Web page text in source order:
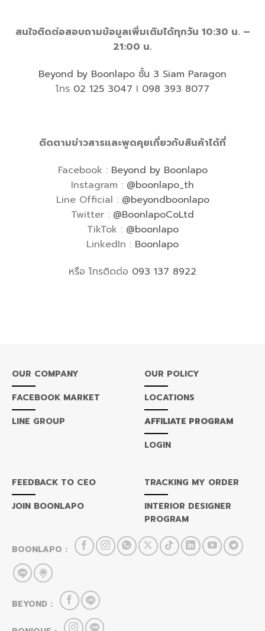
สนใจติดต่อสอบถามข้อมูลเพิ่มเติมได้ทุกวัน 10:30 น. –
21:00 น.
Beyond by Boonlapo ชั้น 3 Siam Paragon
โทร 02 125 3047 I 098 393 8077
ติดตามข่าวสารและพูดคุยเกี่ยวกับสินค้าได้ที่
Facebook : Beyond by Boonlapo
Instagram : @boonlapo_th
Line Official : @beyondboonlapo
Twitter : @BoonlapoCoLtd
TikTok : @boonlapo
LinkedIn : Boonlapo
หรือ โทรติดต่อ 093 137 8922
OUR COMPANY
FACEBOOK MARKET
LINE GROUP
OUR POLICY
LOCATIONS
AFFILIATE PROGRAM
LOGIN
FEEDBACK TO CEO
JOIN BOONLAPO
TRACKING MY ORDER
INTERIOR DESIGNER
PROGRAM
BOONLAPO :
BEYOND :